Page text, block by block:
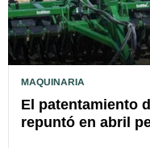
MAQUINARIA
El patentamiento
repuntó en abril